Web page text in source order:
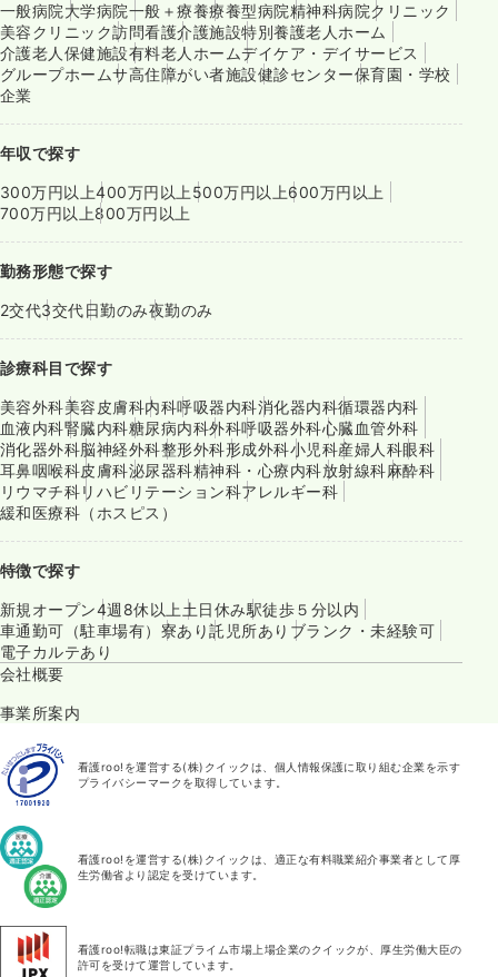
一般病院大学病院一般＋療養療養型病院精神科病院クリニック
美容クリニック訪問看護介護施設特別養護老人ホーム
介護老人保健施設有料老人ホームデイケア・デイサービス
グループホームサ高住障がい者施設健診センター保育園・学校
企業
年収で探す
300万円以上400万円以上 500万円以上600万円以上
700万円以上800万円以上
勤務形態で探す
2交代3交代日勤のみ夜勤のみ
診療科目で探す
美容外科美容皮膚科内科呼吸器内科消化器内科循環器内科
血液内科腎臓内科糖尿病内科外科呼吸器外科心臓血管外科
消化器外科脳神経外科整形外科形成外科小児科産婦人科眼科
耳鼻咽喉科皮膚科泌尿器科精神科・心療内科放射線科麻酔科
リウマチ科リハビリテーション科アレルギー科
緩和医療科（ホスピス）
特徴で探す
新規オープン4週8休以上 土日休み駅徒歩５分以内
車通勤可（駐車場有） 寮あり託児所あり ブランク・未経験可
電子カルテあり
会社概要
事業所案内
看護roo!を運営する(株)クイックは、個人情報保護に取り組む企業を示す
プライバシーマークを取得しています。
看護roo!を運営する(株)クイックは、適正な有料職業紹介事業者として厚
生労働省より認定を受けています。
看護roo!転職は東証プライム市場上場企業のクイックが、厚生労働大臣の
許可を受けて運営しています。